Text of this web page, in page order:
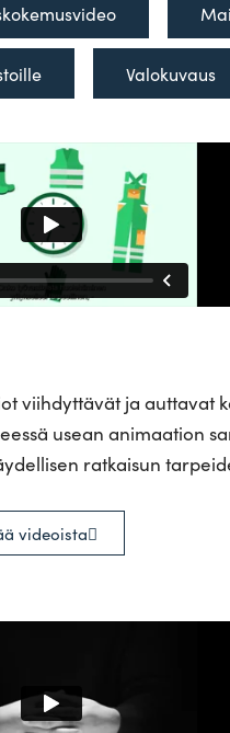
Valo­kuvaus
viih­dyt­tävät ja aut­tavat
usean ani­maation
rat­kaisun
videoista